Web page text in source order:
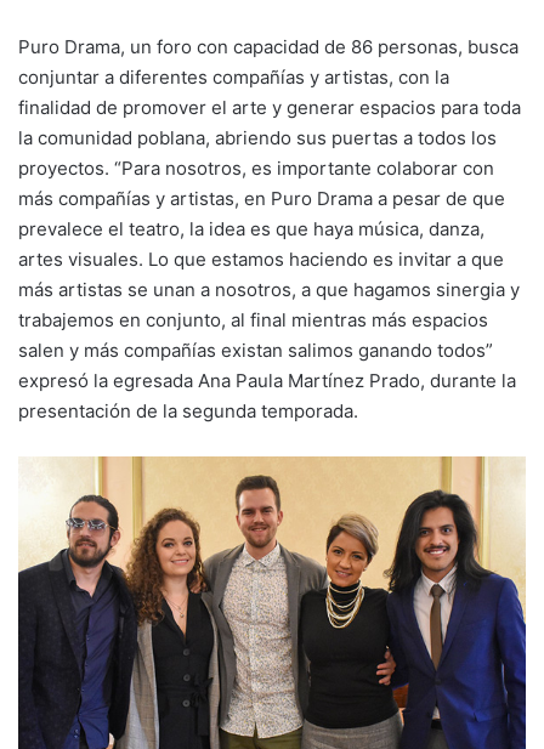
Puro Drama, un foro con capacidad de 86 personas, busca
conjuntar a diferentes compañías y artistas, con la
finalidad de promover el arte y generar espacios para toda
la comunidad poblana, abriendo sus puertas a todos los
proyectos. “Para nosotros, es importante colaborar con
más compañías y artistas, en Puro Drama a pesar de que
prevalece el teatro, la idea es que haya música, danza,
artes visuales. Lo que estamos haciendo es invitar a que
más artistas se unan a nosotros, a que hagamos sinergia y
trabajemos en conjunto, al final mientras más espacios
salen y más compañías existan salimos ganando todos”
expresó la egresada Ana Paula Martínez Prado, durante la
presentación de la segunda temporada.